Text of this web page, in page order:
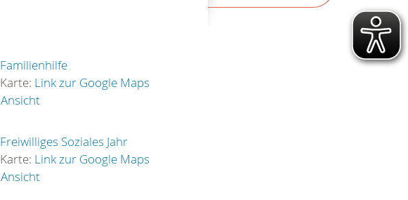
Familienhilfe
Karte: Link zur Google Maps
Ansicht
Freiwilliges Soziales Jahr
Karte: Link zur Google Maps
Ansicht